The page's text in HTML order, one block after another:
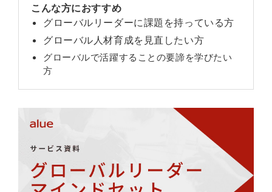
こんな方におすすめ
グローバルリーダーに課題を持っている方
グローバル人材育成を見直したい方
グローバルで活躍することの要諦を学びたい
方